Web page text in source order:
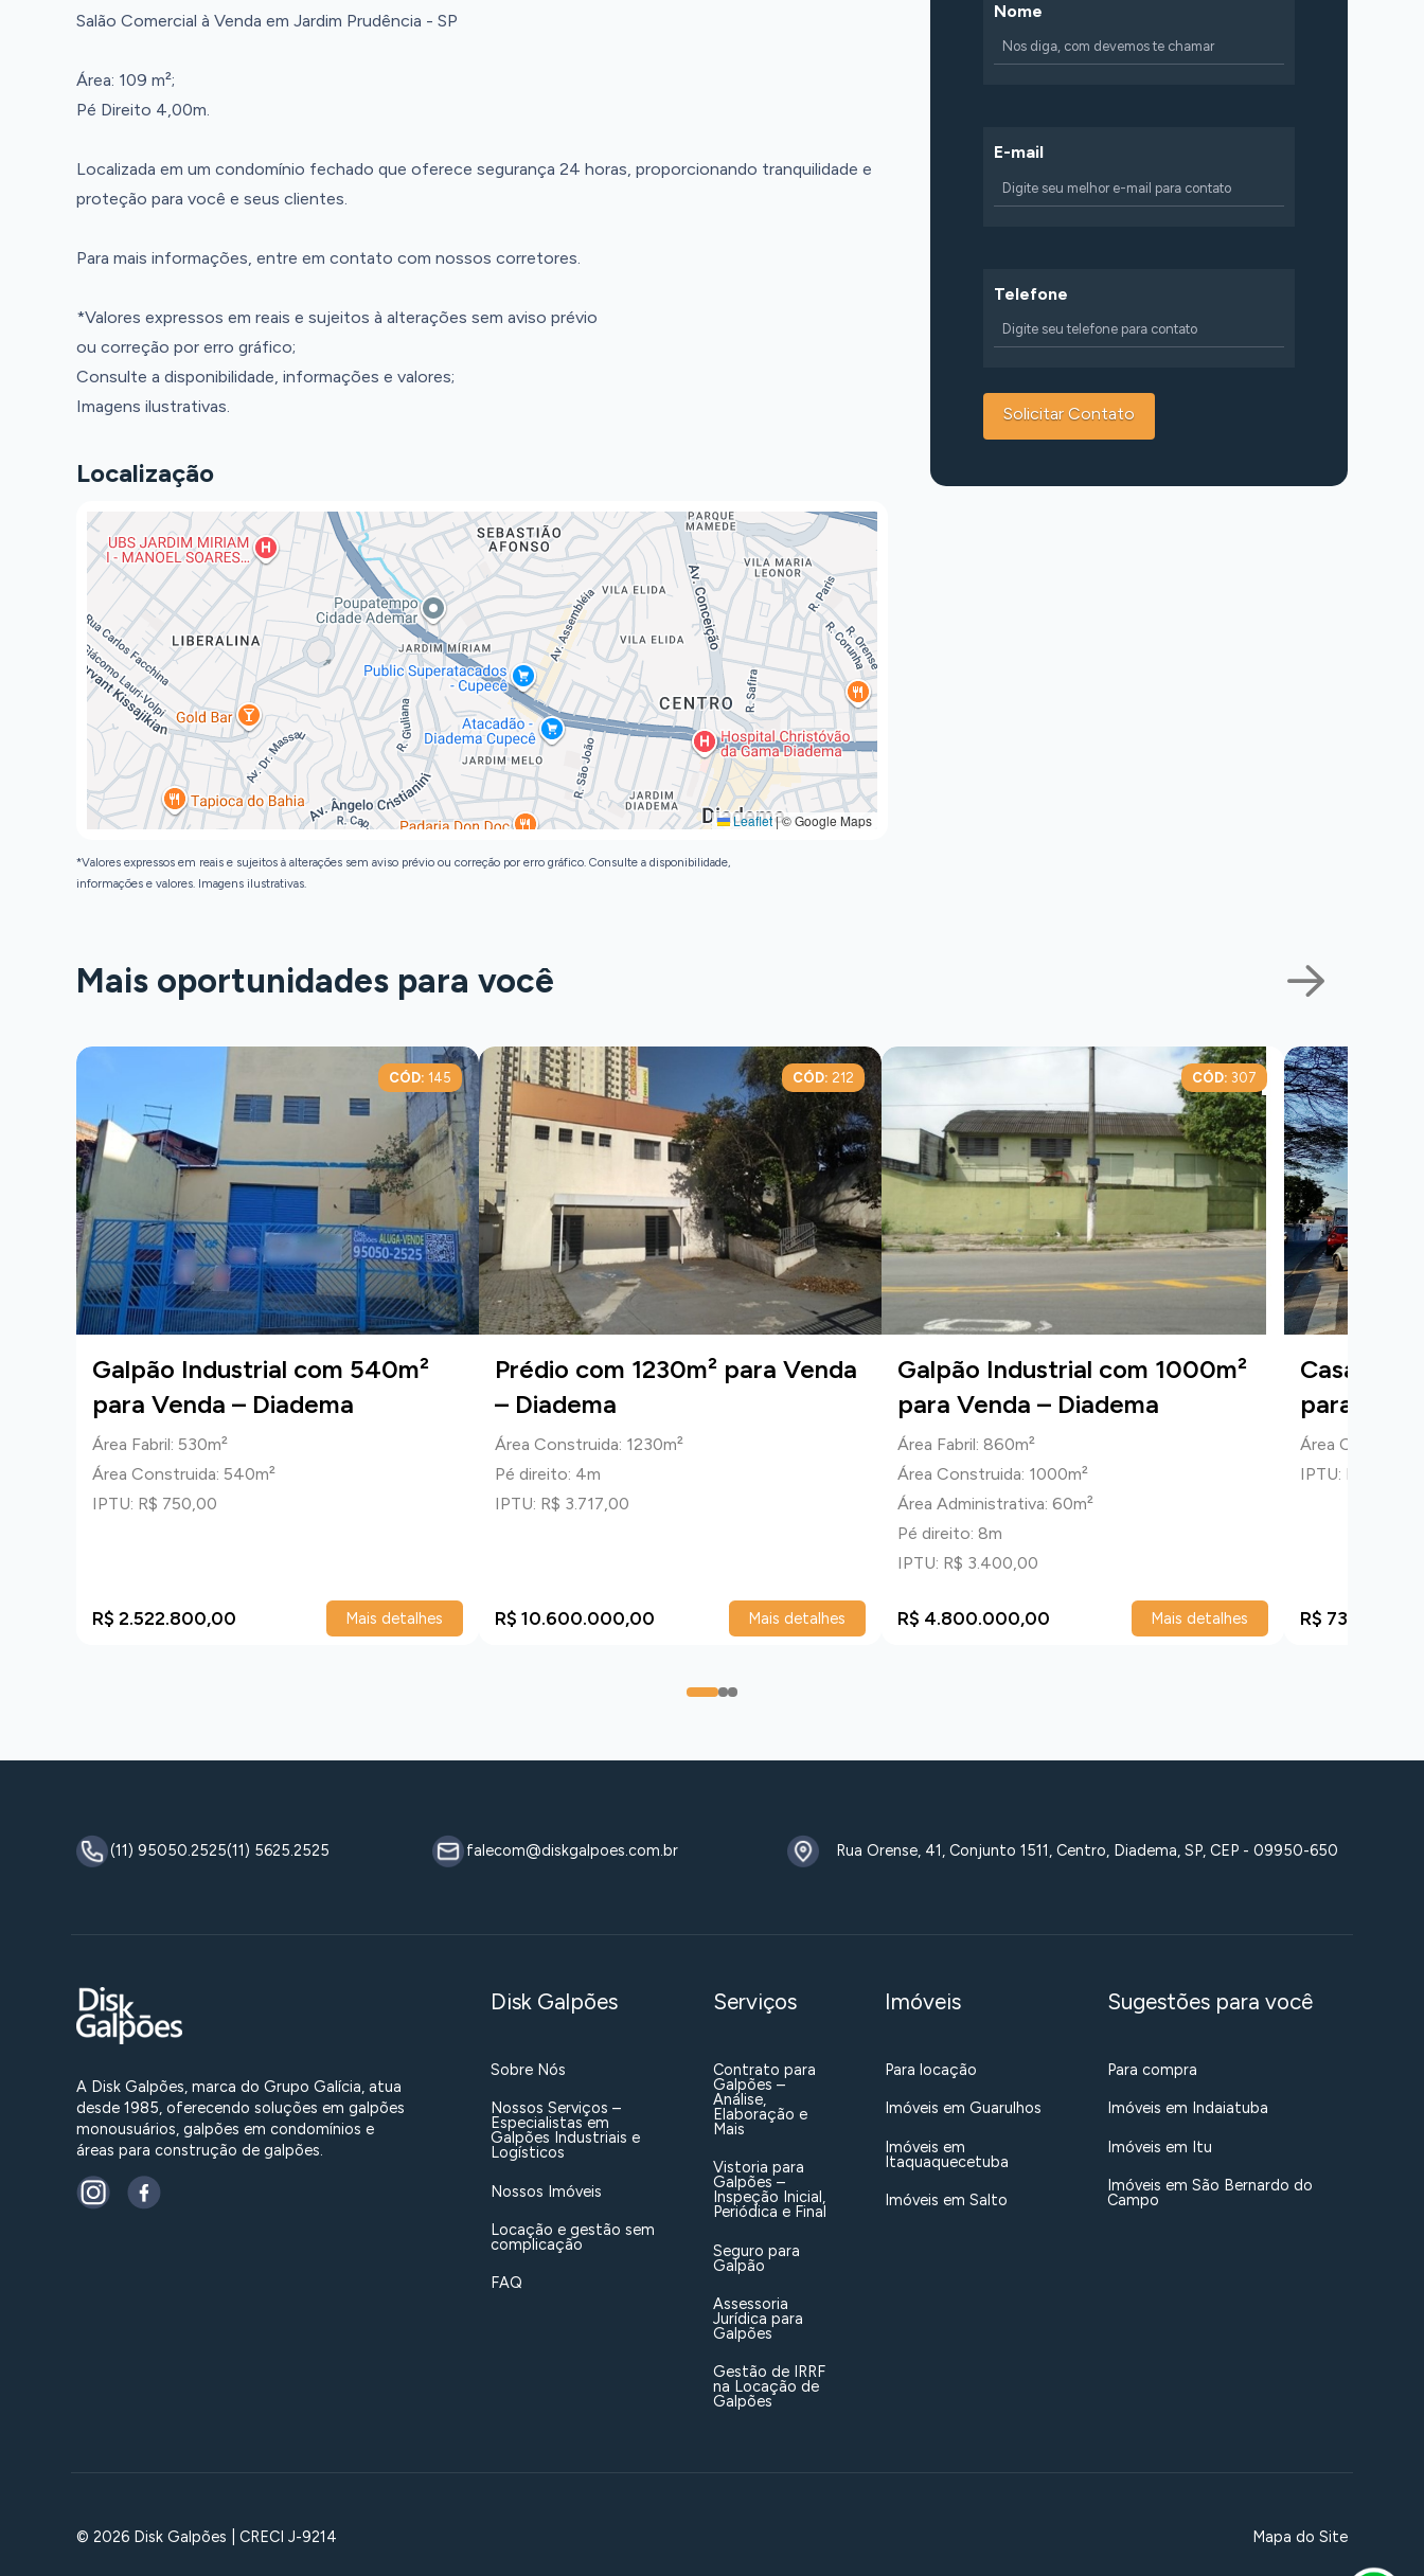
Salão Comercial à Venda em Jardim Prudência - SP
Área: 109 m²;
Pé Direito 4,00m.
Localizada em um condomínio fechado que oferece segurança 24 horas, proporcionando tranquilidade e
proteção para você e seus clientes.
Para mais informações, entre em contato com nossos corretores.
*Valores expressos em reais e sujeitos à alterações sem aviso prévio
ou correção por erro gráfico;
Consulte a disponibilidade, informações e valores;
Imagens ilustrativas.
Localização
Leaflet|© Google Maps
*Valores expressos em reais e sujeitos à alterações sem aviso prévio ou correção por erro gráfico. Consulte a disponibilidade,
informações e valores. Imagens ilustrativas.
Nome
E-mail
Telefone
Mais oportunidades para você
CÓD: 145
Galpão Industrial com 540m²
para Venda – Diadema
Área Fabril: 530m²
Área Construida: 540m²
IPTU: R$ 750,00
R$ 2.522.800,00 Mais detalhes
CÓD: 212
Prédio com 1230m² para Venda
– Diadema
Área Construida: 1230m²
Pé direito: 4m
IPTU: R$ 3.717,00
R$ 10.600.000,00 Mais detalhes
CÓD: 307
Galpão Industrial com 1000m²
para Venda – Diadema
Área Fabril: 860m²
Área Construida: 1000m²
Área Administrativa: 60m²
Pé direito: 8m
IPTU: R$ 3.400,00
R$ 4.800.000,00 Mais detalhes
Casa
para
Área
IPTU: R$ 180,00
R$
0 12
(11) 95050.2525(11) 5625.2525 falecom@diskgalpoes.com.br Rua Orense, 41, Conjunto 1511, Centro, Diadema, SP, CEP - 09950-650
A Disk Galpões, marca do Grupo Galícia, atua
desde 1985, oferecendo soluções em galpões
monousuários, galpões em condomínios e
áreas para construção de galpões.
Disk Galpões
Sobre Nós
Nossos Serviços –
Especialistas em
Galpões Industriais e
Logísticos
Nossos Imóveis
Locação e gestão sem
complicação
FAQ
Serviços
Contrato para
Galpões –
Análise,
Elaboração e
Mais
Vistoria para
Galpões –
Inspeção Inicial,
Periódica e Final
Seguro para
Galpão
Assessoria
Jurídica para
Galpões
Gestão de IRRF
na Locação de
Galpões
Imóveis
Para locação
Imóveis em Guarulhos
Imóveis em
Itaquaquecetuba
Imóveis em Salto
Sugestões para você
Para compra
Imóveis em Indaiatuba
Imóveis em Itu
Imóveis em São Bernardo do
Campo
© 2026 Disk Galpões | CRECI J-9214 Mapa do Site